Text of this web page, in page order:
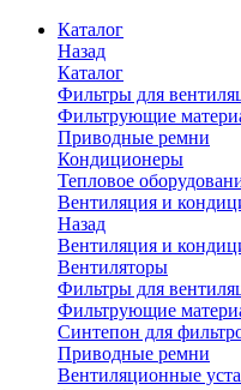
Каталог
Назад
Каталог
Фильтры для
Фильтрующие
Приводные ремни
Кондиционеры
Тепловое
Вентиляция и
Назад
Вентиляция и
Вентиляторы
Фильтры для
Фильтрующие
Синтепон для
Приводные ремни
Вентиляционные